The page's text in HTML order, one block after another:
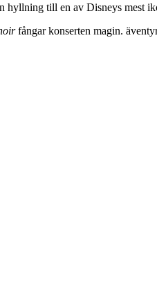
hyllning till en av Disneys mest
fångar konserten magin.